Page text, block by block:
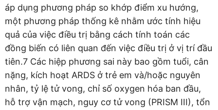
áp dụng phương pháp so khớp điểm xu hướng,
một phương pháp thống kê nhằm ước tính hiệu
quả của việc điều trị bằng cách tính toán các
đồng biến có liên quan đến việc điều trị ở vị trí đầu
tiên.7 Các hiệp phương sai này bao gồm tuổi, cân
nặng, kích hoạt ARDS ở trẻ em và/hoặc nguyên
nhân, tỷ lệ tử vong, chỉ số oxygen hóa ban đầu,
hỗ trợ vận mạch, nguy cơ tử vong (PRISM III), tổn